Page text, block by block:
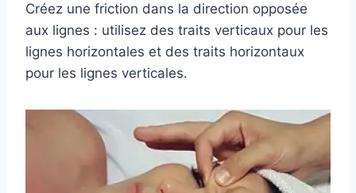
Créez une friction dans la direction opposée
aux lignes : utilisez des traits verticaux pour les
lignes horizontales et des traits horizontaux
pour les lignes verticales.